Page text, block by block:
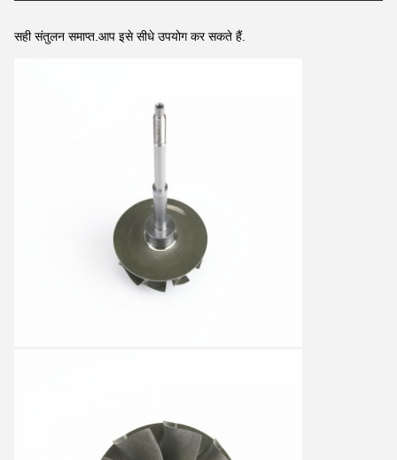
सही संतुलन समाप्त.आप इसे सीधे उपयोग कर सकते हैं.